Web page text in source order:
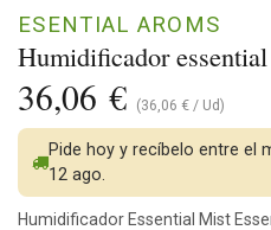
Humidificador
ESENTIAL AROMS
36,06 € (36,06 € / Ud)
Pide hoy y recíbelo entre el
12 ago.
Humidificador Essential Mist